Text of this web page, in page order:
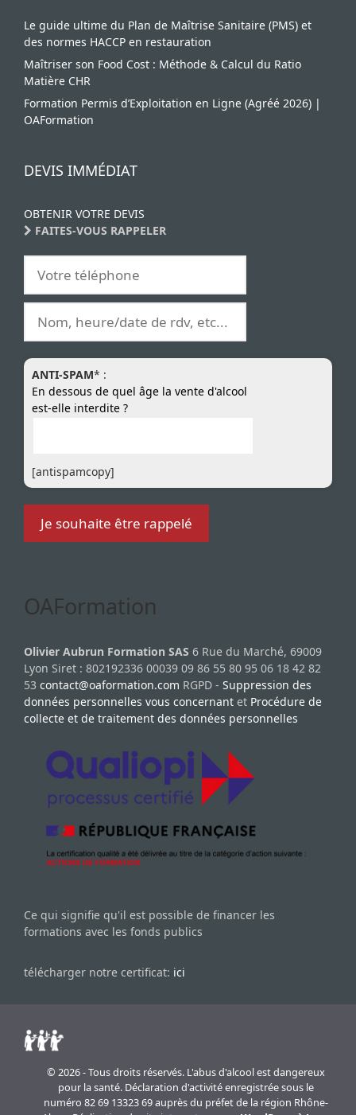
Le guide ultime du Plan de Maîtrise Sanitaire (PMS) et
des normes HACCP en restauration
Maîtriser son Food Cost : Méthode & Calcul du Ratio
Matière CHR
Formation Permis d’Exploitation en Ligne (Agréé 2026) |
OAFormation
DEVIS IMMÉDIAT
OBTENIR VOTRE DEVIS
FAITES-VOUS RAPPELER
ANTI-SPAM* :
En dessous de quel âge la vente d'alcool
est-elle interdite ?
[antispamcopy]
OAFormation
Olivier Aubrun Formation SAS 6 Rue du Marché, 69009
Lyon Siret : 802192336 00039 09 86 55 80 95 06 18 42 82
53 contact@oaformation.com RGPD - Suppression des
données personnelles vous concernant et Procédure de
collecte et de traitement des données personnelles
Ce qui signifie qu'il est possible de financer les
formations avec les fonds publics
télécharger notre certificat: ici
© 2026 - Tous droits réservés. L'abus d'alcool est dangereux
pour la santé. Déclaration d'activité enregistrée sous le
numéro 82 69 13323 69 auprès du préfet de la région Rhône-